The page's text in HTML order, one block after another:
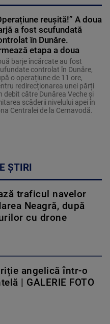
reușită!” A doua
a fost scufundată
în Dunăre.
etapa a doua
barje încărcate au fost
controlat în Dunăre,
o operațiune de 11 ore,
redirecționarea unei părți
debit către Dunărea Veche și
scăderii nivelului apei în
Centralei de la Cernavodă.
ȘTIRI
traficul navelor
Neagră, după
cu drone
angelică într-o
| GALERIE FOTO